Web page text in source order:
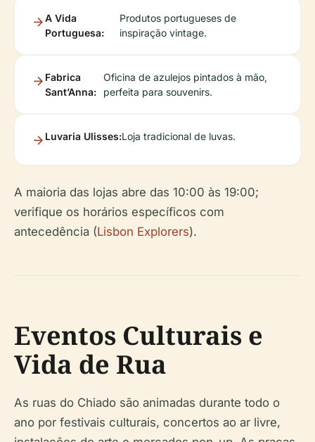
A Vida
Portuguesa:
Produtos portugueses de
inspiração vintage.
Fabrica
Sant’Anna:
Oficina de azulejos pintados à mão,
perfeita para souvenirs.
Luvaria Ulisses:Loja tradicional de luvas.
A maioria das lojas abre das 10:00 às 19:00;
verifique os horários específicos com
antecedência (Lisbon Explorers).
Eventos Culturais e
Vida de Rua
As ruas do Chiado são animadas durante todo o
ano por festivais culturais, concertos ao ar livre,